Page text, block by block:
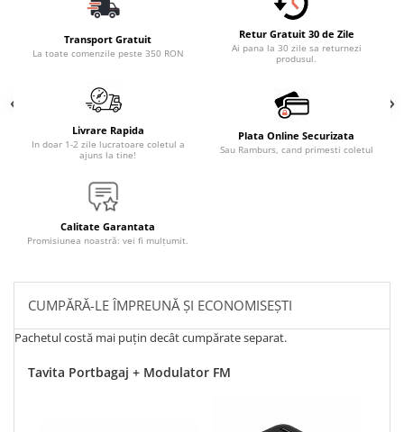
Transport Gratuit
La toate comenzile peste 350 RON
Retur Gratuit 30 de Zile
Ai pana la 30 zile sa returnezi
produsul.
Livrare Rapida
In doar 1-2 zile lucratoare coletul a
ajuns la tine!
Plata Online Securizata
Sau Ramburs, cand primesti coletul
Calitate Garantata
Promisiunea noastră: vei fi mulțumit.
CUMPĂRĂ-LE ÎMPREUNĂ ȘI ECONOMISEȘTI
Pachetul costă mai puțin decât cumpărate separat.
Tavita Portbagaj + Modulator FM